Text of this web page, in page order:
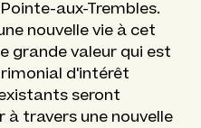
aux-Trembles.
nouvelle vie à cet
grande valeur qui est
d'intérêt
seront
à travers une nouvelle